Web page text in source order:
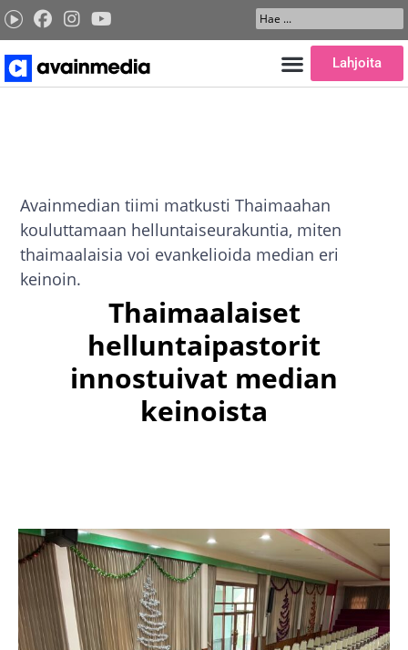
Siirry
sisältöön
Search
...
Lahjoita
Avainmedian tiimi matkusti Thaimaahan
kouluttamaan helluntaiseurakuntia, miten
thaimaalaisia voi evankelioida median eri
keinoin.
Thaimaalaiset
helluntaipastorit
innostuivat median
keinoista